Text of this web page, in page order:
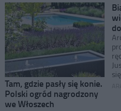
Tam, gdzie pasły się konie.
Polski ogród nagrodzony
we Włoszech